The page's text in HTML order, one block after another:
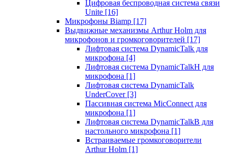
Цифровая беспроводная система связи
Unite [16]
Микрофоны Biamp [17]
Выдвижные механизмы Arthur Holm для
микрофонов и громкоговорителей [17]
Лифтовая система DynamicTalk для
микрофона [4]
Лифтовая система DynamicTalkH для
микрофона [1]
Лифтовая система DynamicTalk
UnderCover [3]
Пассивная система MicConnect для
микрофона [1]
Лифтовая система DynamicTalkB для
настольного микрофона [1]
Встраиваемые громкоговорители
Arthur Holm [1]